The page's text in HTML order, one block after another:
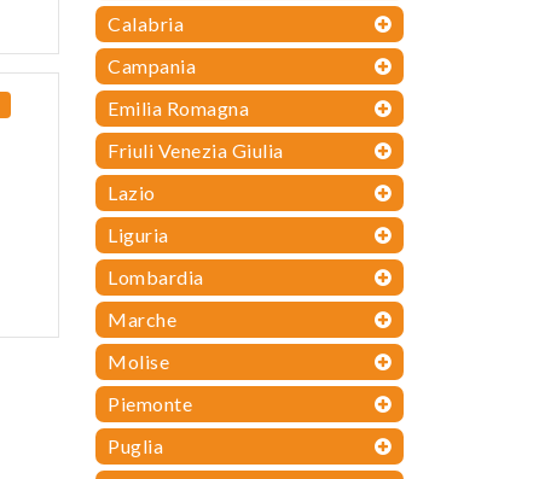
Calabria
Campania
Emilia Romagna
Friuli Venezia Giulia
Lazio
Liguria
Lombardia
Marche
Molise
Piemonte
Puglia